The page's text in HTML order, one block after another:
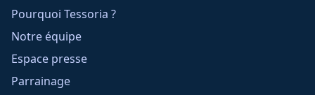
Pourquoi Tessoria ?
Notre équipe
Espace presse
Parrainage